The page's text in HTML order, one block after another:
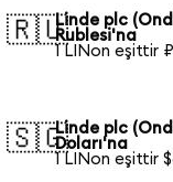
🇷🇺Linde plc
Rublesi'na
1 LINon eşittir
🇸🇬Linde plc
Doları'na
1 LINon eşittir